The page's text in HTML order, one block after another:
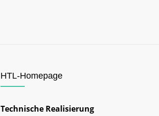
HTL-Homepage
Technische Realisierung